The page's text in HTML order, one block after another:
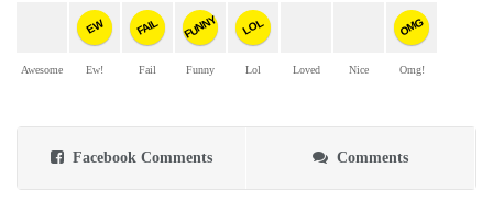
Awesome
EW
Ew!
FAIL
Fail
FUNNY
Funny
LOL
Lol Loved Nice
OMG
Omg!
Facebook Comments Comments